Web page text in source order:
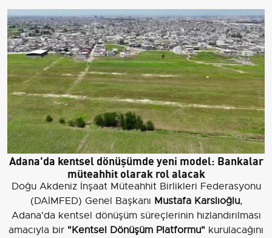
Adana'da kentsel dönüşümde yeni model: Bankalar
müteahhit olarak rol alacak
Doğu Akdeniz İnşaat Müteahhit Birlikleri Federasyonu
(DAİMFED) Genel Başkanı Mustafa Karslıoğlu,
Adana'da kentsel dönüşüm süreçlerinin hızlandırılması
amacıyla bir "Kentsel Dönüşüm Platformu" kurulacağını